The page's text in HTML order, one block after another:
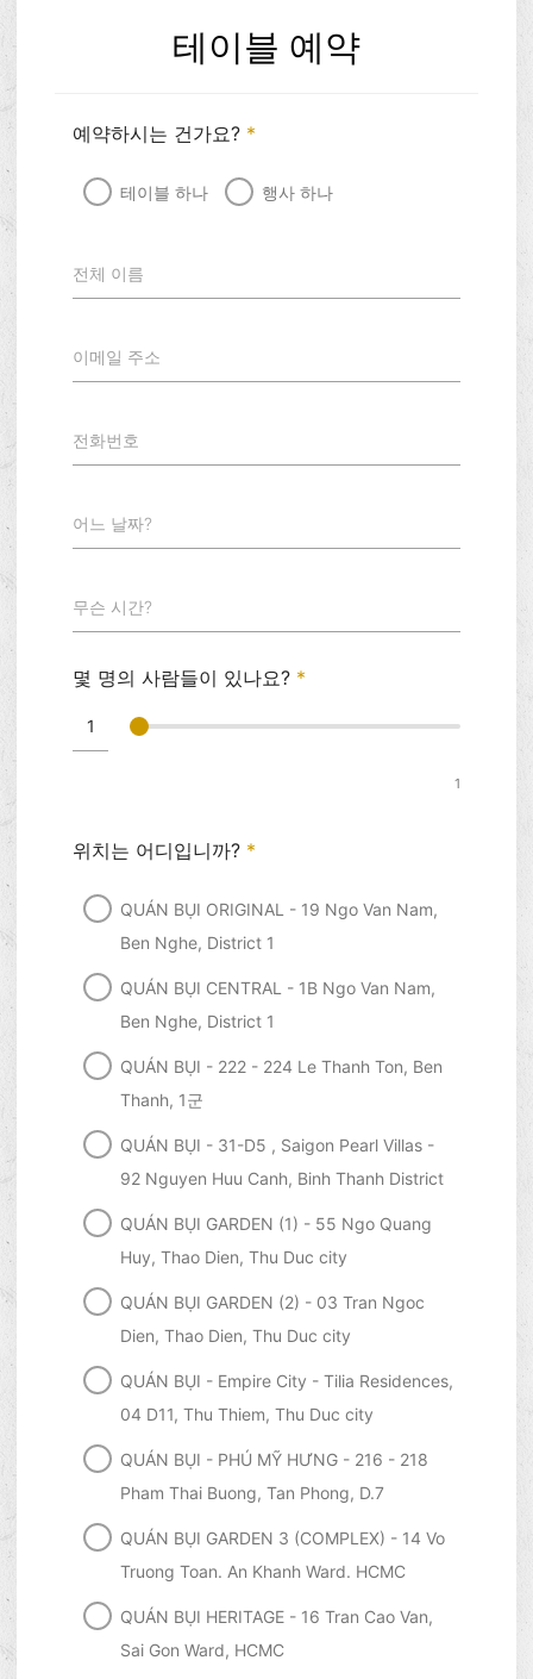
테이블 예약
예약하시는 건가요? *
테이블 하나 행사 하나
전체 이름
이메일 주소
전화번호
어느 날짜?
무슨 시간?
몇 명의 사람들이 있나요? *
1
위치는 어디입니까? *
QUÁN BỤI ORIGINAL - 19 Ngo Van Nam,
Ben Nghe, District 1
QUÁN BỤI CENTRAL - 1B Ngo Van Nam,
Ben Nghe, District 1
QUÁN BỤI - 222 - 224 Le Thanh Ton, Ben
Thanh, 1군
QUÁN BỤI - 31-D5 , Saigon Pearl Villas -
92 Nguyen Huu Canh, Binh Thanh District
QUÁN BỤI GARDEN (1) - 55 Ngo Quang
Huy, Thao Dien, Thu Duc city
QUÁN BỤI GARDEN (2) - 03 Tran Ngoc
Dien, Thao Dien, Thu Duc city
QUÁN BỤI - Empire City - Tilia Residences,
04 D11, Thu Thiem, Thu Duc city
QUÁN BỤI - PHÚ MỸ HƯNG - 216 - 218
Pham Thai Buong, Tan Phong, D.7
QUÁN BỤI GARDEN 3 (COMPLEX) - 14 Vo
Truong Toan. An Khanh Ward. HCMC
QUÁN BỤI HERITAGE - 16 Tran Cao Van,
Sai Gon Ward, HCMC